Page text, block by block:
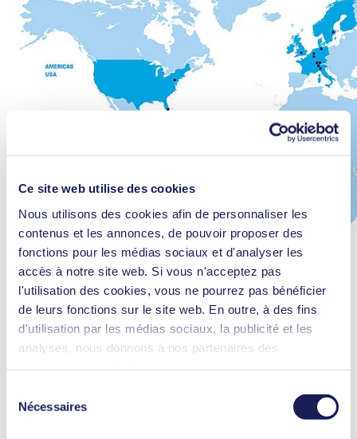
Ce site web utilise des cookies
Nous utilisons des cookies afin de personnaliser les
contenus et les annonces, de pouvoir proposer des
fonctions pour les médias sociaux et d'analyser les
accès à notre site web. Si vous n'acceptez pas
l'utilisation des cookies, vous ne pourrez pas bénéficier
de leurs fonctions sur le site web. En outre, à des fins
d'utilisation par les médias sociaux, la publicité et les
analyses, nous donnons à nos partenaires des
informations à d'autres données que vous leur avez
fournies ou qu'ils ont collectées dans le cadre de votre
Nécessaires
Dans une entreprise familiale active à l'échelle mondiale, une grande
importance est accordée à l'interaction humaine sur chaque site.
marchés avec ses solutions de pompes à membrane, mais l'entreprise
a également connu une croissance importante. Un défi pour la